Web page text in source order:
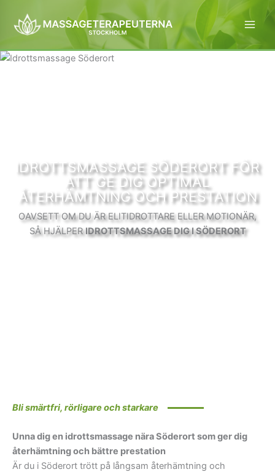
innehåll
IDROTTSMASSAGE SÖDERORT FÖR
ATT GE DIG OPTIMAL
ÅTERHÄMTNING OCH PRESTATION
OAVSETT OM DU ÄR ELITIDROTTARE ELLER MOTIONÄR,
SÅ HJÄLPERIDROTTSMASSAGE DIG I SÖDERORT
Bli smärtfri, rörligare och starkare
Unna dig en idrottsmassage nära Söderort som ger dig
återhämtning och bättre prestation
Är du i Söderort trött på långsam återhämtning och